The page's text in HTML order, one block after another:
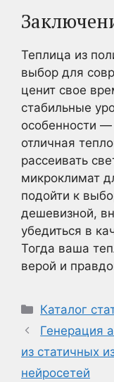
Теплица из
выбор для
ценит свое
стабильные
особенности —
отличная
рассеивать
микроклимат
подойти к
дешевизной,
убедиться в
Тогда ваша
верой и
Рубрики
Каталог
Генерация
из статичных
нейросетей